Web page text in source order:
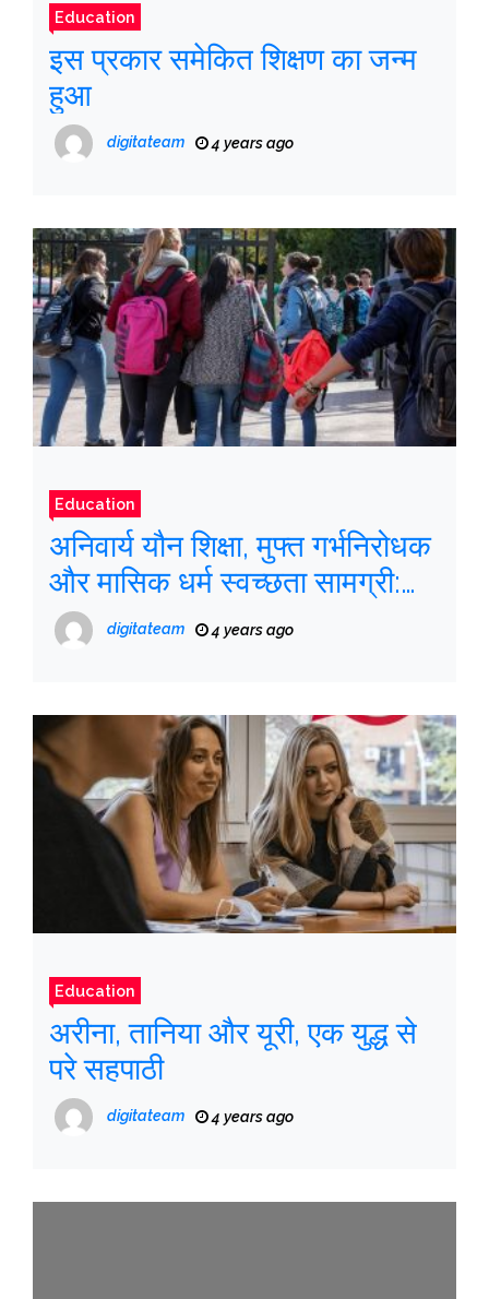
Education
इस प्रकार समेकित शिक्षण का जन्म
हुआ
digitateam 4 years ago
Education
अनिवार्य यौन शिक्षा, मुफ्त गर्भनिरोधक
और मासिक धर्म स्वच्छता सामग्री:
गर्भपात कानून और शिक्षा
digitateam 4 years ago
Education
अरीना, तानिया और यूरी, एक युद्ध से
परे सहपाठी
digitateam 4 years ago